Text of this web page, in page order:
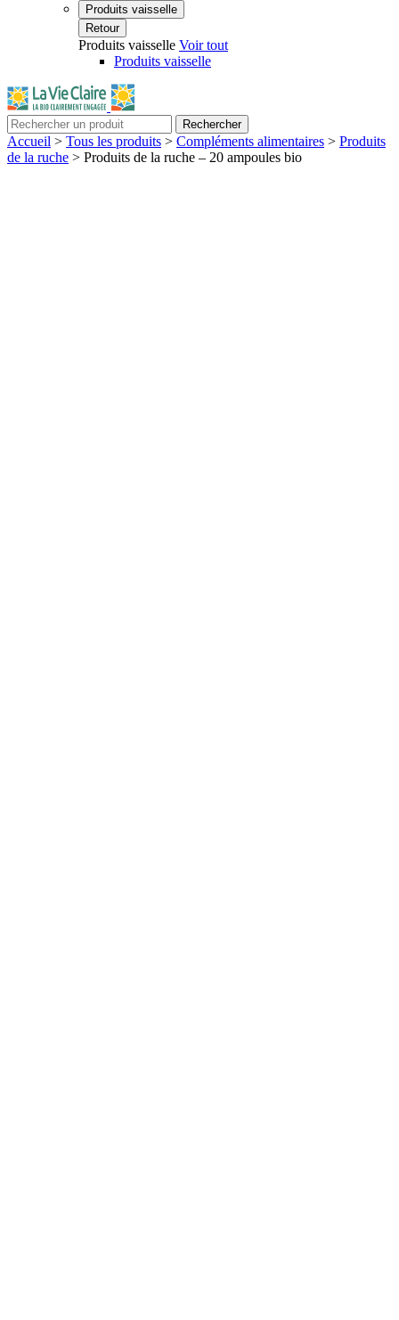
Produits vaisselle
Retour
Produits vaisselle Voir tout
Produits vaisselle
Rechercher
Accueil > Tous les produits > Compléments alimentaires > Produits
de la ruche > Produits de la ruche – 20 ampoules bio